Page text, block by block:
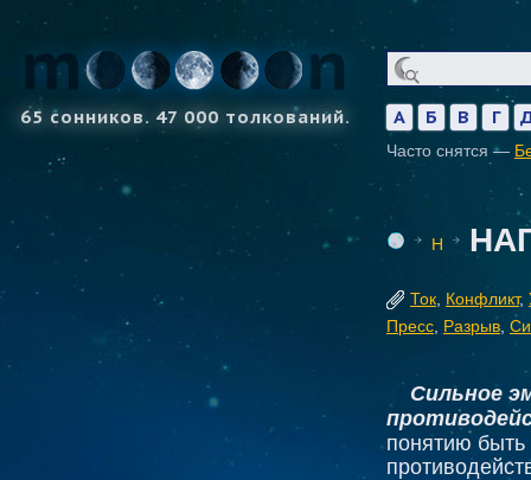
65 сонников. 47 000 толкований. А Б В Г
Часто снятся —
Н
Ток Конфликт,
Пресс Разрыв,
Сильное
понятию